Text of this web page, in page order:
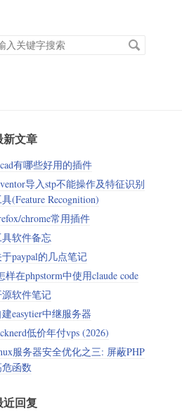
新文章
有哪些好用的插件
导入stp不能操作及特征识别
(Feature Recognition)
chrome常用插件
具软件备忘
于paypal的几点笔记
样在phpstorm中使用claude code
软件笔记
建easytier中继服务器
低价年付vps (2026)
服务器安全优化之三: 屏蔽PHP
函数
近回复